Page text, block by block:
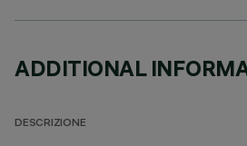
ADDITIONAL
DESCRIZIONE